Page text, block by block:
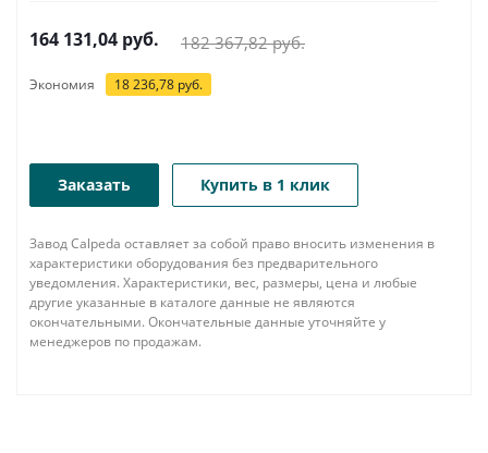
164 131,04 руб. 182 367,82руб.
Экономия 18 236,78 руб.
Заказать Купить в 1 клик
Завод Calpeda оставляет за собой право вносить изменения в
характеристики оборудования без предварительного
уведомления. Характеристики, вес, размеры, цена и любые
другие указанные в каталоге данные не являются
окончательными. Окончательные данные уточняйте у
менеджеров по продажам.